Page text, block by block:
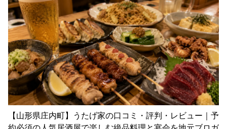
【山形県庄内町】うたげ家の口コミ・評判・レビュー｜予